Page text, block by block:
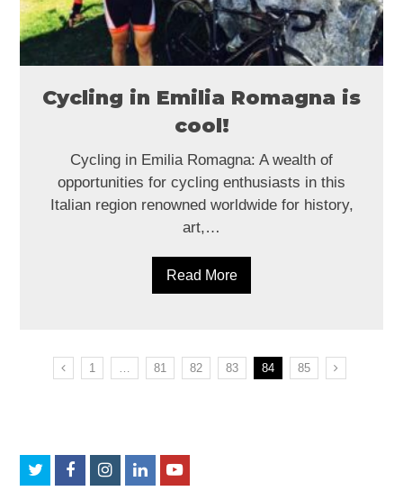
Cycling in Emilia Romagna is
cool!
Cycling in Emilia Romagna: A wealth of
opportunities for cycling enthusiasts in this
Italian region renowned worldwide for history,
art,…
Read More
Previous
Page
1 … Page
81 Page
82 Page
83 Page
84 Page
85
TwitterFacebookInstagram
LinkedInYoutube